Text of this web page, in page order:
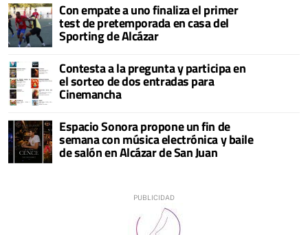
Con empate a uno finaliza el primer
test de pretemporada en casa del
Sporting de Alcázar
Contesta a la pregunta y participa en
el sorteo de dos entradas para
Cinemancha
Espacio Sonora propone un fin de
semana con música electrónica y baile
de salón en Alcázar de San Juan